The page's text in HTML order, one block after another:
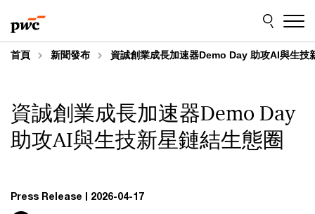
to
content
to
footer
首頁 新聞發布 資誠創業成長加速器Demo Day 助攻AI與生技
資誠創業成長加速器Demo Day
助攻AI與生技新星鏈結生態圈
Press Release 2026-04-17